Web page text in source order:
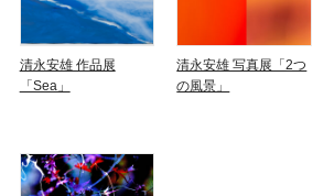
清永安雄 作品展
「Sea」
清永安雄 写真展「2つ
の風景」